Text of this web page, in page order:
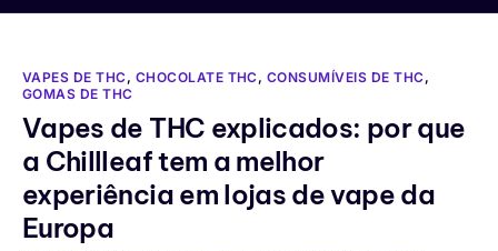
Sobre nós
Entrega
Blogue
Centro de conhecimento THC
Ajuda
VAPES DE THC, CHOCOLATE THC, CONSUMÍVEIS DE THC,
GOMAS DE THC
Vapes de THC explicados: por que
a Chillleaf tem a melhor
experiência em lojas de vape da
Europa